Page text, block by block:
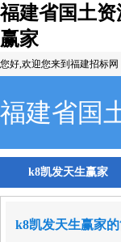
福建省国土
赢家
您好,欢迎您来到福建招标网
福建省国
k8凯发天生赢家
k8凯发天生赢家